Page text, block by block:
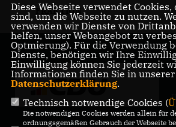
FRAKTION
Diese Webseite verwendet
sind, um die Webseite zu nutzen.
verwenden wir Dienste von
helfen, unser Webangebot zu
Optmierung). Für die Verwendung
Dienste, benötigen wir Ihre
Einwilligung können Sie jederzeit
Informationen finden Sie in unserer
Datenschutzerklärung.
Technisch notwendige Cookies (
Die notwendigen Cookies werden allein für
ordnungsgemäßen Gebrauch der Webseite